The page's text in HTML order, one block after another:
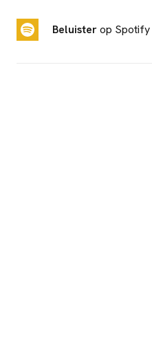
Beluisterop Spotify